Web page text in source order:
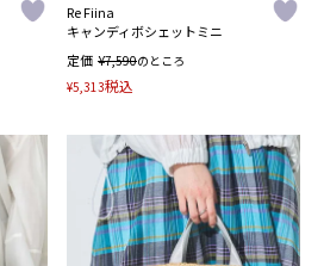
Re Fiina
キャンディボシェットミニ
定価 ¥7,590のところ
¥5,313税込